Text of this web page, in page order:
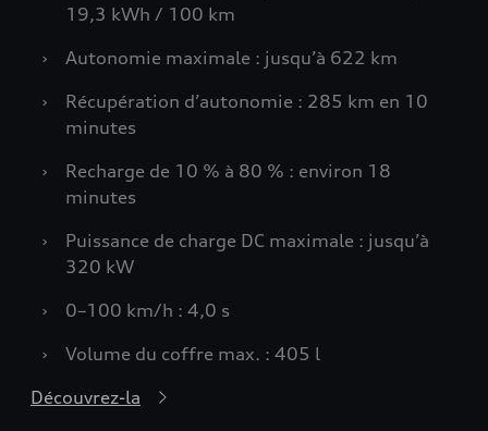
19,3 kWh / 100 km
›
Autonomie maximale : jusqu’à 622 km
›
Récupération d’autonomie : 285 km en 10
minutes
›
Recharge de 10 % à 80 % : environ 18
minutes
›
Puissance de charge DC maximale : jusqu’à
320 kW
›
0–100 km/h : 4,0 s
›
Volume du coffre max. : 405 l
Découvrez-la